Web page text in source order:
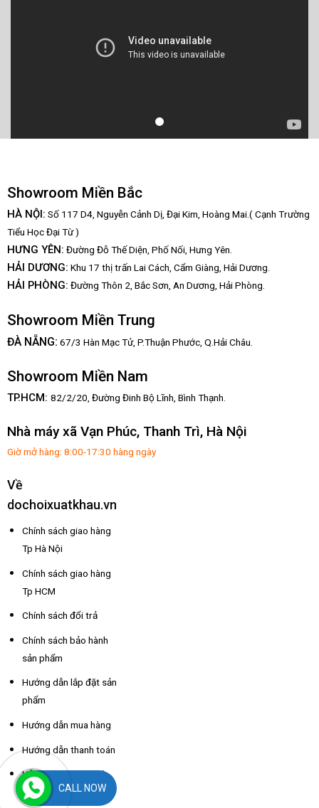
Showroom Miền Bắc
HÀ NỘI: Số 117 D4, Nguyễn Cảnh Dị, Đại Kim, Hoàng Mai.( Cạnh Trường
Tiểu Học Đại Từ )
HƯNG YÊN: Đường Đỗ Thế Diện, Phố Nối, Hưng Yên.
HẢI DƯƠNG: Khu 17 thị trấn Lai Cách, Cẩm Giàng, Hải Dương.
HẢI PHÒNG: Đường Thôn 2, Bắc Sơn, An Dương, Hải Phòng.
Showroom Miền Trung
ĐÀ NẴNG: 67/3 Hàn Mạc Tử, P.Thuận Phước, Q.Hải Châu.
Showroom Miền Nam
TP.HCM: 82/2/20, Đường Đinh Bộ Lĩnh, Bình Thạnh.
Nhà máy xã Vạn Phúc, Thanh Trì, Hà Nội
Giờ mở hàng: 8:00-17:30 hàng ngày
Về
dochoixuatkhau.vn
Chính sách giao hàng
Tp Hà Nội
Chính sách giao hàng
Tp HCM
Chính sách đổi trả
Chính sách bảo hành
sản phẩm
Hướng dẫn lắp đặt sản
phẩm
Hướng dẫn mua hàng
Hướng dẫn thanh toán
Hỗ trợ thông tin nhà
xe các tỉnhCALL NOW